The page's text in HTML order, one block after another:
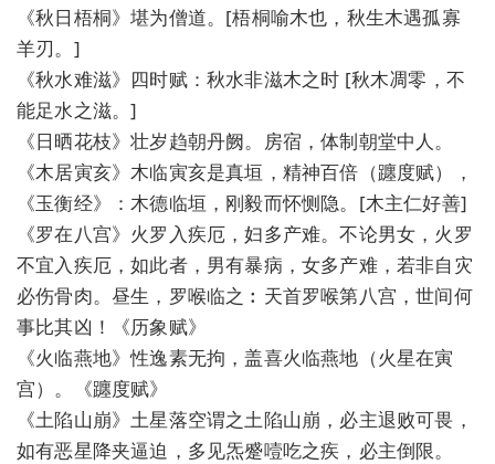
《秋日梧桐》堪为僧道。[梧桐喻木也，秋生木遇孤寡
羊刃。]
《秋水难滋》四时赋：秋水非滋木之时 [秋木凋零，不
能足水之滋。]
《日晒花枝》壮岁趋朝丹阙。房宿，体制朝堂中人。
《木居寅亥》木临寅亥是真垣，精神百倍（躔度赋），
《玉衡经》：木德临垣，刚毅而怀恻隐。[木主仁好善]
《罗在八宫》火罗入疾厄，妇多产难。不论男女，火罗
不宜入疾厄，如此者，男有暴病，女多产难，若非自灾
必伤骨肉。昼生，罗喉临之︰天首罗喉第八宫，世间何
事比其凶！《历象赋》
《火临燕地》性逸素无拘，盖喜火临燕地（火星在寅
宫）。《躔度赋》
《土陷山崩》土星落空谓之土陷山崩，必主退败可畏，
如有恶星降夹逼迫，多见炁蹙噎吃之疾，必主倒限。